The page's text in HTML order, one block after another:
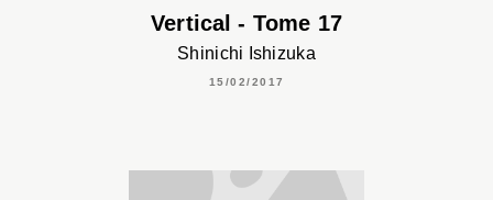
Vertical - Tome 17
Shinichi Ishizuka
15/02/2017